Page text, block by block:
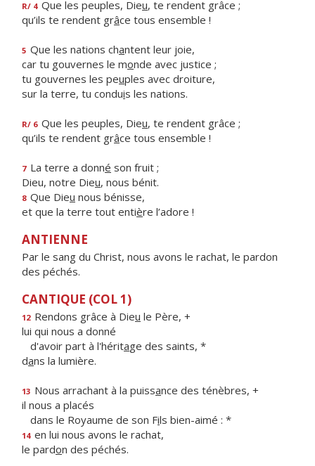
R/ 4 Que les peuples, Dieu, te rendent grâce ;
qu’ils te rendent grâce tous ensemble !
5 Que les nations chantent leur joie,
car tu gouvernes le monde avec justice ;
tu gouvernes les peuples avec droiture,
sur la terre, tu conduis les nations.
R/ 6 Que les peuples, Dieu, te rendent grâce ;
qu’ils te rendent grâce tous ensemble !
7 La terre a donné son fruit ;
Dieu, notre Dieu, nous bénit.
8 Que Dieu nous bénisse,
et que la terre tout entière l’adore !
ANTIENNE
Par le sang du Christ, nous avons le rachat, le pardon
des péchés.
CANTIQUE (COL 1)
12 Rendons grâce à Dieu le Père, +
lui qui nous a donné
d'avoir part à l'héritage des saints, *
dans la lumière.
13 Nous arrachant à la puissance des ténèbres, +
il nous a placés
dans le Royaume de son Fils bien-aimé : *
14 en lui nous avons le rachat,
le pardon des péchés.